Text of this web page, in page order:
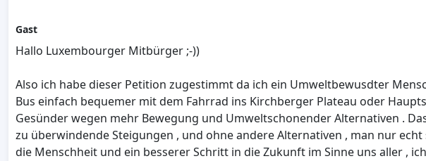
Gast
Hallo Luxembourger Mitbürger ;-))
Also ich habe dieser Petition zugestimmt da ich ein Umweltbewusdter
Bus einfach bequemer mit dem Fahrrad ins Kirchberger Plateau oder
Gesünder wegen mehr Bewegung und Umweltschonender Alternativen .
zu überwindende Steigungen , und ohne andere Alternativen , man nur
die Menschheit und ein besserer Schritt in die Zukunft im Sinne uns aller ,